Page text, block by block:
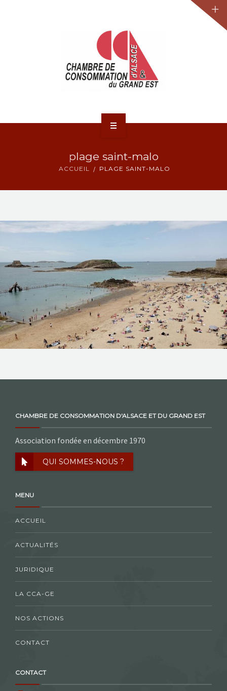
NOS ACTIONS
CONTACT
plage saint-malo
ACCUEIL PLAGE SAINT-MALO
CHAMBRE DE CONSOMMATION D'ALSACE ET DU GRAND EST
Association fondée en décembre 1970
QUI SOMMES-NOUS ?
MENU
ACCUEIL
ACTUALITÉS
JURIDIQUE
LA CCA-GE
NOS ACTIONS
CONTACT
CONTACT